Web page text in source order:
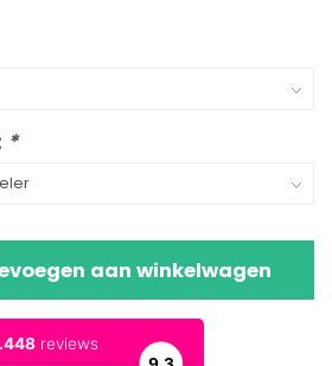
*
aan winkelwagen